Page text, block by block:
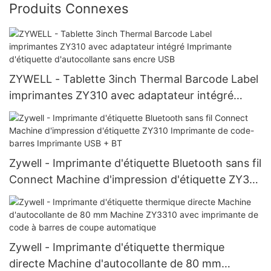
Produits Connexes
ZYWELL - Tablette 3inch Thermal Barcode Label
imprimantes ZY310 avec adaptateur intégré
Imprimante d'étiquette d'autocollante sans encre
USB
Zywell - Imprimante d'étiquette Bluetooth sans fil
Connect Machine d'impression d'étiquette ZY310
Imprimante de code-barres Imprimante USB +
BT
Zywell - Imprimante d'étiquette thermique
directe Machine d'autocollante de 80 mm